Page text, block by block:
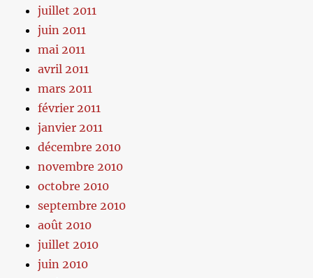
juillet 2011
juin 2011
mai 2011
avril 2011
mars 2011
février 2011
janvier 2011
décembre 2010
novembre 2010
octobre 2010
septembre 2010
août 2010
juillet 2010
juin 2010